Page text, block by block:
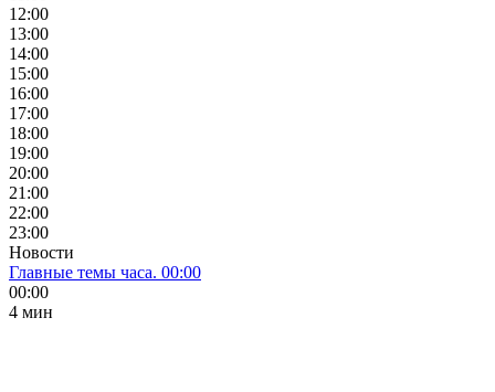
12:00
13:00
14:00
15:00
16:00
17:00
18:00
19:00
20:00
21:00
22:00
23:00
Новости
Главные темы часа. 00:00
00:00
4 мин